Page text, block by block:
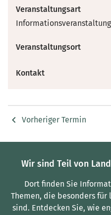
Veranstaltungsart
Informationsveranstaltung
Veranstaltungsort
Kontakt
Vorheriger Termin
Wir sind Teil von
Dort finden Sie
Themen, die besonders
sind. Entdecken Sie, wie